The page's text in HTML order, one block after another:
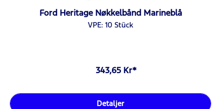
Ford Heritage Nøkkelbånd Marineblå
VPE: 10 Stück
343,65 Kr*
Detaljer